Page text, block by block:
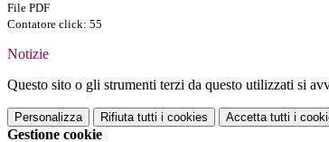
File PDF
Contatore click: 55
Notizie
Questo sito o gli strumenti terzi da questo utilizzati si
Personalizza Rifiuta tutti i cookies Accetta tutti i
Gestione cookie